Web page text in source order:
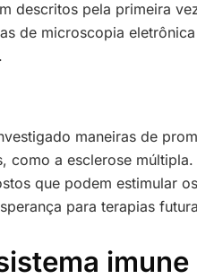
descritos pela primeira
de microscopia
maneiras de
como a esclerose
que podem estimular
para terapias
imune